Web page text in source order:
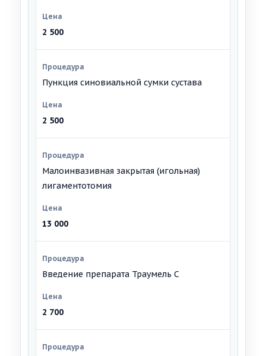
2 500
Пункция синовиальной сумки сустава
2 500
Малоинвазивная закрытая (игольная)
лигаментотомия
13 000
Введение препарата Траумель С
2 700